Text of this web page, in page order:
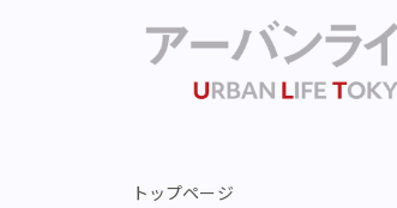
トップページ